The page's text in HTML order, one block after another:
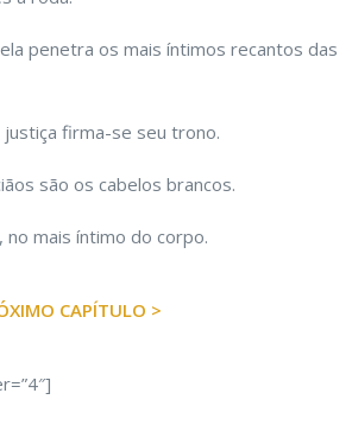
penetra os mais íntimos recantos das
firma-se seu trono.
são os cabelos brancos.
mais íntimo do corpo.
CAPÍTULO >